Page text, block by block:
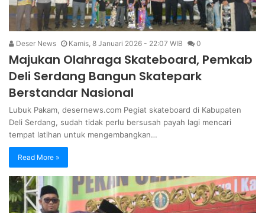
Deser News Kamis, 8 Januari 2026 - 22:07 WIB 0
Majukan Olahraga Skateboard, Pemkab
Deli Serdang Bangun Skatepark
Berstandar Nasional
Lubuk Pakam, desernews.com Pegiat skateboard di Kabupaten
Deli Serdang, sudah tidak perlu bersusah payah lagi mencari
tempat latihan untuk mengembangkan…
Read More »